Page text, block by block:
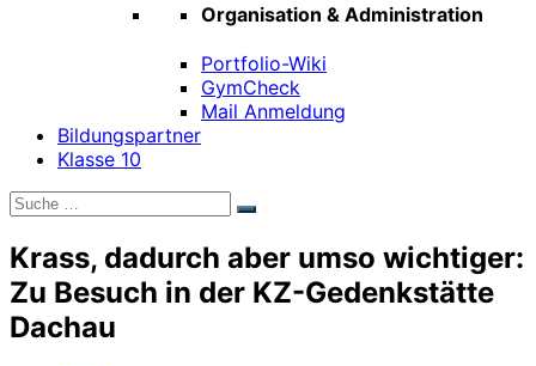
Organisation & Administration
Portfolio-Wiki
GymCheck
Mail Anmeldung
Bildungspartner
Klasse 10
Suche
Suchen
Krass, dadurch aber umso wichtiger:
Zu Besuch in der KZ-Gedenkstätte
Dachau